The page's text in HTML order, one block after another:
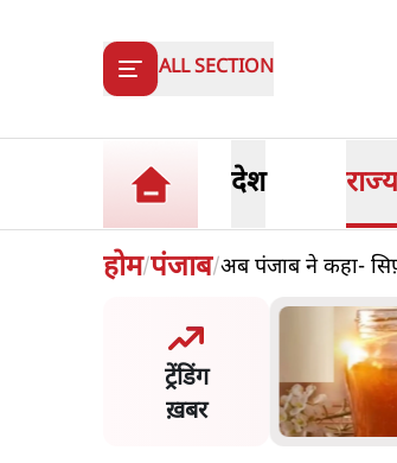
ALL SECTION
देश राज्य
होम/पंजाब/अब पंजाब ने कहा-
ट्रेंडिंग
ख़बर
पूछताछ के बाद उदयनिधि
रिहा; बोले- 'सरकार ने